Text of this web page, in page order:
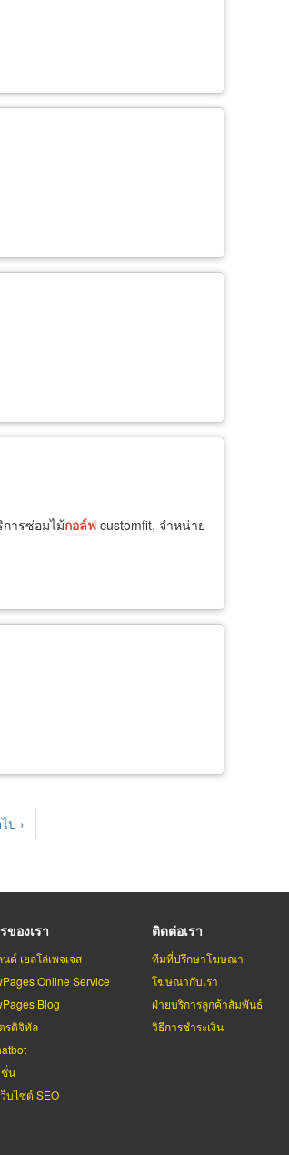
การซ่อมไม้กอล์ฟ customfit, จำหน่าย
ป ›
ของเรา
ด์ เยลโล่เพจเจส
Online Service
Blog
รดิจิทัล
น
บไซต์ SEO
ติดต่อเรา
ทีมที่ปรึกษาโฆษณา
โฆษณากับเรา
ฝ่ายบริการลูกค้าสัมพันธ์
วิธีการชำระเงิน